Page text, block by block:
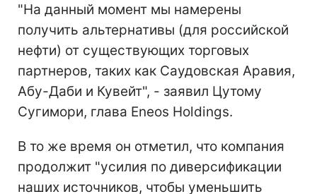
"На данный момент мы намерены
получить альтернативы (для российской
нефти) от существующих торговых
партнеров, таких как Саудовская Аравия,
Абу-Даби и Кувейт", - заявил Цутому
Сугимори, глава Eneos Holdings.
В то же время он отметил, что компания
продолжит "усилия по диверсификации
наших источников, чтобы уменьшить